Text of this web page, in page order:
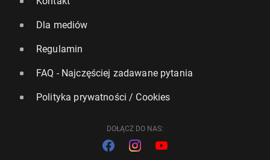
Dla mediów
Regulamin
FAQ - Najczęściej zadawane pytania
Polityka prywatności / Cookies
DOŁĄCZ DO NAS: